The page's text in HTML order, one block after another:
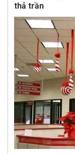
thả trần